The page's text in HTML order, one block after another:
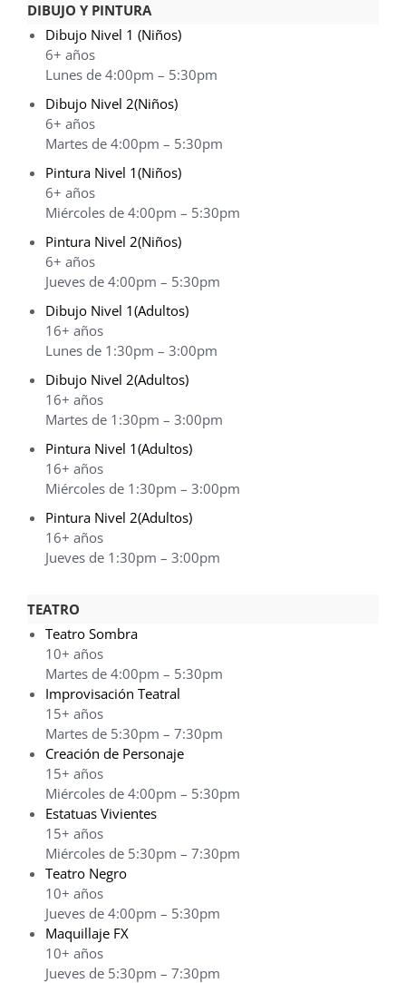
DIBUJO Y PINTURA
Dibujo Nivel 1 (Niños)
6+ años
Lunes de 4:00pm – 5:30pm
Dibujo Nivel 2(Niños)
6+ años
Martes de 4:00pm – 5:30pm
Pintura Nivel 1(Niños)
6+ años
Miércoles de 4:00pm – 5:30pm
Pintura Nivel 2(Niños)
6+ años
Jueves de 4:00pm – 5:30pm
Dibujo Nivel 1(Adultos)
16+ años
Lunes de 1:30pm – 3:00pm
Dibujo Nivel 2(Adultos)
16+ años
Martes de 1:30pm – 3:00pm
Pintura Nivel 1(Adultos)
16+ años
Miércoles de 1:30pm – 3:00pm
Pintura Nivel 2(Adultos)
16+ años
Jueves de 1:30pm – 3:00pm
TEATRO
Teatro Sombra
10+ años
Martes de 4:00pm – 5:30pm
Improvisación Teatral
15+ años
Martes de 5:30pm – 7:30pm
Creación de Personaje
15+ años
Miércoles de 4:00pm – 5:30pm
Estatuas Vivientes
15+ años
Miércoles de 5:30pm – 7:30pm
Teatro Negro
10+ años
Jueves de 4:00pm – 5:30pm
Maquillaje FX
10+ años
Jueves de 5:30pm – 7:30pm